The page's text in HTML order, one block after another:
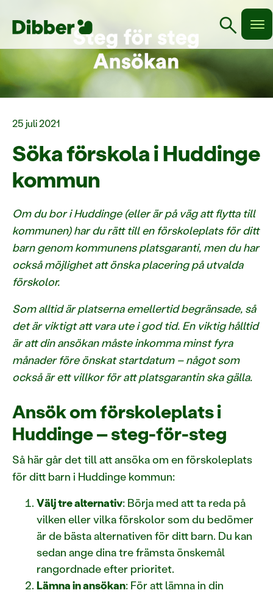
search
25 juli 2021
Söka förskola i Huddinge
kommun
Om du bor i Huddinge (eller är på väg att flytta till
kommunen) har du rätt till en förskoleplats för ditt
barn genom kommunens platsgaranti, men du har
också möjlighet att önska placering på utvalda
förskolor.
Som alltid är platserna emellertid begränsade, så
det är viktigt att vara ute i god tid. En viktig hålltid
är att din ansökan måste inkomma minst fyra
månader före önskat startdatum – något som
också är ett villkor för att platsgarantin ska gälla.
Ansök om förskoleplats i
Huddinge – steg-för-steg
Så här går det till att ansöka om en förskoleplats
för ditt barn i Huddinge kommun:
Välj tre alternativ: Börja med att ta reda på
vilken eller vilka förskolor som du bedömer
är de bästa alternativen för ditt barn. Du kan
sedan ange dina tre främsta önskemål
rangordnade efter prioritet.
Lämna in ansökan: För att lämna in din